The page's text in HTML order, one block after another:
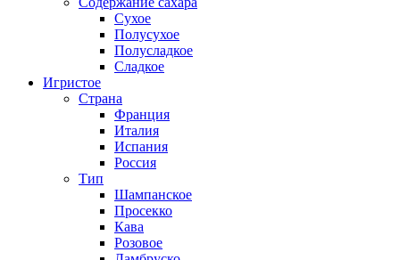
Сухое
Полусухое
Полусладкое
Сладкое
Игристое
Страна
Франция
Италия
Испания
Россия
Тип
Шампанское
Просекко
Кава
Розовое